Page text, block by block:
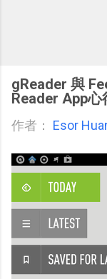
gReader 與
Reader App心
作者： Esor